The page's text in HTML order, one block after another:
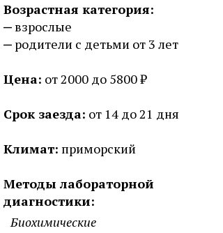
Возрастная категория:
взрослые
родители с детьми от 3 лет
Цена: от 2000 до 5800 ₽
Срок заезда: от 14 до 21 дня
Климат: приморский
Методы лабораторной
диагностики:
Биохимические